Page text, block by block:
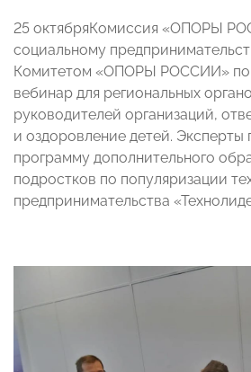
25 октябряКомиссия «ОПОРЫ
социальному
Комитетом «ОПОРЫ РОССИИ» по
вебинар для региональных
руководителей организаций,
и оздоровление детей. Эксперты
программу дополнительного
подростков по популяризации
предпринимательства